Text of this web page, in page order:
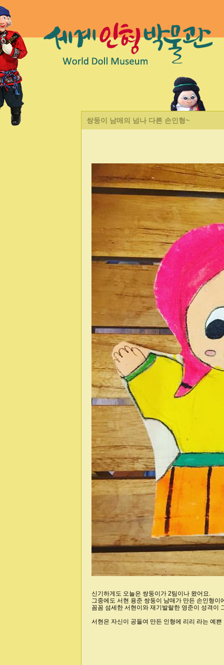
쌍둥이 남매의 넘나 다른 손인형~
신기하게도 오늘은 쌍둥이가 2팀이나 왔어요.
그중에도 서현 용준 쌍둥이 남매가 만든 손인형이
꼼꼼 섬세한 서현이와 재기발랄한 영준이 성격이
서현은 자신이 공들여 만든 인형에 리리 라는 예